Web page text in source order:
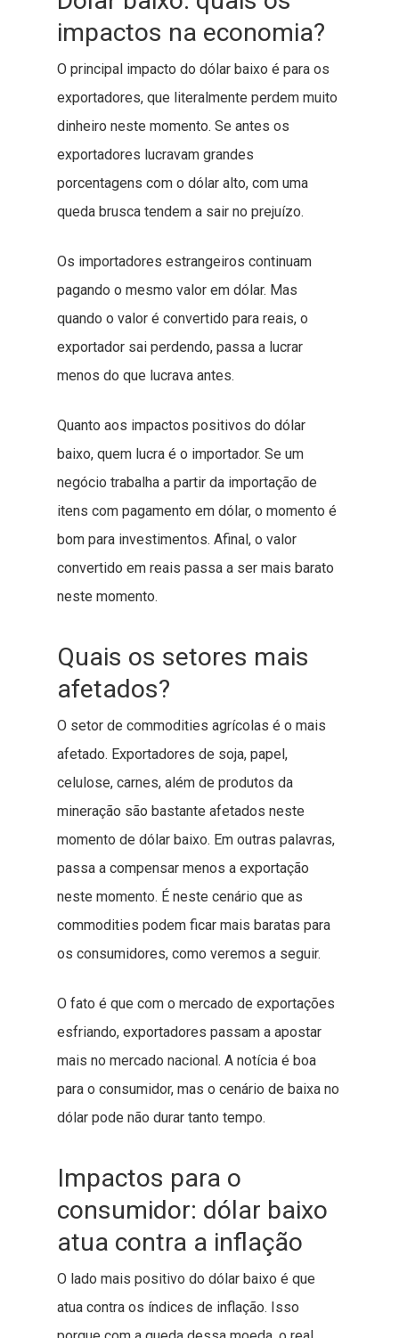
impactos na economia?
O principal impacto do dólar baixo é para os
exportadores, que literalmente perdem muito
dinheiro neste momento. Se antes os
exportadores lucravam grandes
porcentagens com o dólar alto, com uma
queda brusca tendem a sair no prejuízo.
Os importadores estrangeiros continuam
pagando o mesmo valor em dólar. Mas
quando o valor é convertido para reais, o
exportador sai perdendo, passa a lucrar
menos do que lucrava antes.
Quanto aos impactos positivos do dólar
baixo, quem lucra é o importador. Se um
negócio trabalha a partir da importação de
itens com pagamento em dólar, o momento é
bom para investimentos. Afinal, o valor
convertido em reais passa a ser mais barato
neste momento.
Quais os setores mais
afetados?
O setor de commodities agrícolas é o mais
afetado. Exportadores de soja, papel,
celulose, carnes, além de produtos da
mineração são bastante afetados neste
momento de dólar baixo. Em outras palavras,
passa a compensar menos a exportação
neste momento. É neste cenário que as
commodities podem ficar mais baratas para
os consumidores, como veremos a seguir.
O fato é que com o mercado de exportações
esfriando, exportadores passam a apostar
mais no mercado nacional. A notícia é boa
para o consumidor, mas o cenário de baixa no
dólar pode não durar tanto tempo.
Impactos para o
consumidor: dólar baixo
atua contra a inflação
O lado mais positivo do dólar baixo é que
atua contra os índices de inflação. Isso